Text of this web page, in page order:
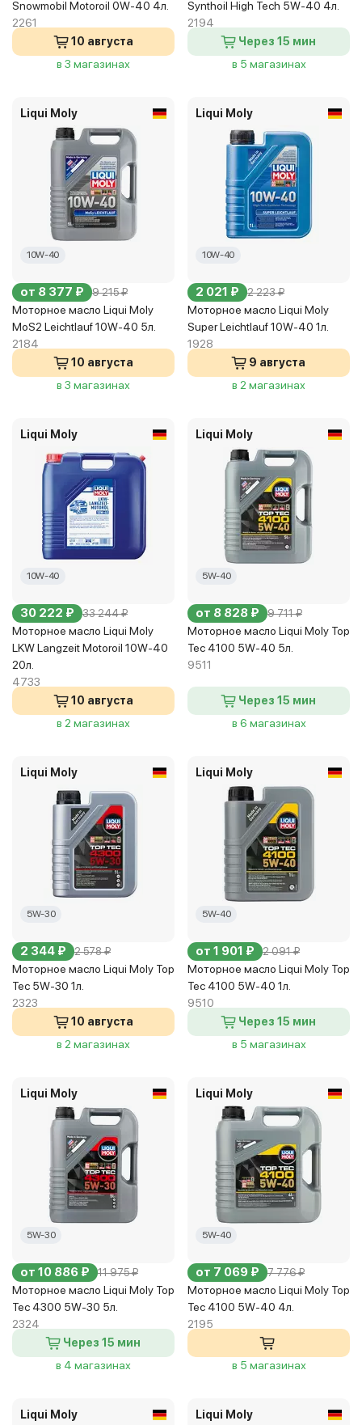
Snowmobil Motoroil 0W-40 4л.
2261
10 августа
в 3 магазинах
Synthoil High Tech 5W-40 4л.
2194
Через 15 мин
в 5 магазинах
Liqui Moly
10W-40
от 8 377 ₽ 9 215 ₽
Моторное масло Liqui Moly
MoS2 Leichtlauf 10W-40 5л.
2184
10 августа
в 3 магазинах
Liqui Moly
10W-40
2 021 ₽ 2 223 ₽
Моторное масло Liqui Moly
Super Leichtlauf 10W-40 1л.
1928
9 августа
в 2 магазинах
Liqui Moly
10W-40
30 222 ₽ 33 244 ₽
Моторное масло Liqui Moly
LKW Langzeit Motoroil 10W-40
20л.
4733
10 августа
в 2 магазинах
Liqui Moly
5W-40
от 8 828 ₽ 9 711 ₽
Моторное масло Liqui Moly Top
Tec 4100 5W-40 5л.
9511
Через 15 мин
в 6 магазинах
Liqui Moly
5W-30
2 344 ₽ 2 578 ₽
Моторное масло Liqui Moly Top
Tec 5W-30 1л.
2323
10 августа
в 2 магазинах
Liqui Moly
5W-40
от 1 901 ₽ 2 091 ₽
Моторное масло Liqui Moly Top
Tec 4100 5W-40 1л.
9510
Через 15 мин
в 5 магазинах
Liqui Moly
5W-30
от 10 886 ₽ 11 975 ₽
Моторное масло Liqui Moly Top
Tec 4300 5W-30 5л.
2324
Через 15 мин
в 4 магазинах
Liqui Moly
5W-40
от 7 069 ₽ 7 776 ₽
Моторное масло Liqui Moly Top
Tec 4100 5W-40 4л.
2195
в 5 магазинах
Liqui Moly Liqui Moly